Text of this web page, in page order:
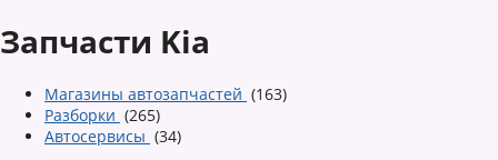
Запчасти Kia
Магазины автозапчастей (163)
Разборки (265)
Автосервисы (34)